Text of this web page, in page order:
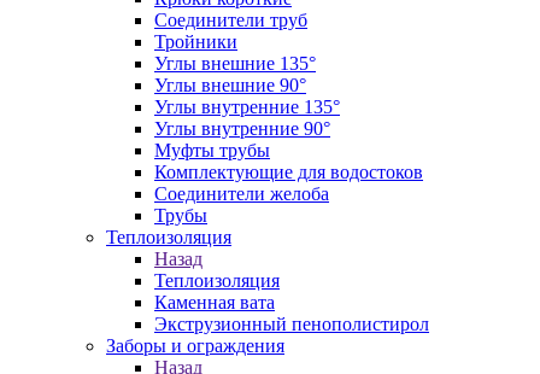
Соединители труб
Тройники
Углы внешние 135°
Углы внешние 90°
Углы внутренние 135°
Углы внутренние 90°
Муфты трубы
Комплектующие для водостоков
Соединители желоба
Трубы
Теплоизоляция
Назад
Теплоизоляция
Каменная вата
Экструзионный пенополистирол
Заборы и ограждения
Назад